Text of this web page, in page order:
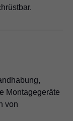
Montagegeräte
von